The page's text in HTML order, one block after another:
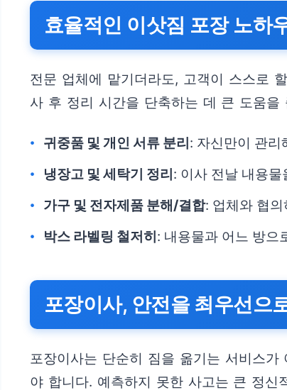
효율적인 이삿짐 포장 노하
전문 업체에 맡기더라도, 고객이 스스로
사 후 정리 시간을 단축하는 데 큰 도움
귀중품 및 개인 서류 분리 : 자신만이 관리
냉장고 및 세탁기 정리 : 이사 전날 내용
가구 및 전자제품 분해/결합: 업체와 협
박스 라벨링 철저히 : 내용물과 어느 방으
포장이사, 안전을 최우선으
포장이사는 단순히 짐을 옮기는 서비스
야 합니다. 예측하지 못한 사고는 큰 정신